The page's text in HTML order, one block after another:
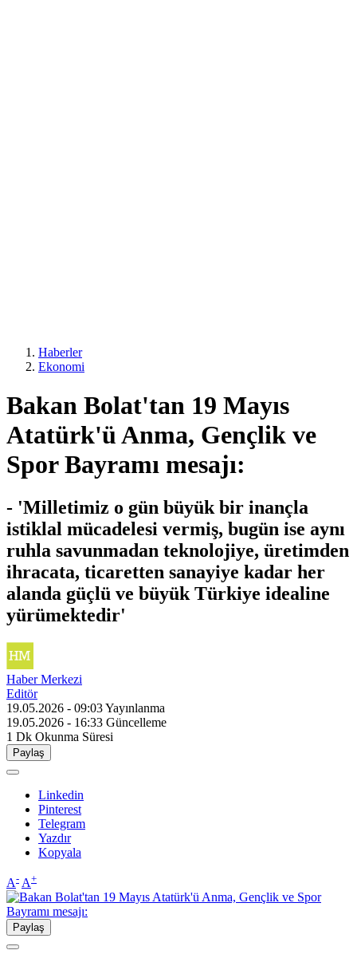
Haberler
Ekonomi
Bakan Bolat'tan 19 Mayıs
Atatürk'ü Anma, Gençlik ve
Spor Bayramı mesajı:
- 'Milletimiz o gün büyük bir inançla
istiklal mücadelesi vermiş, bugün ise aynı
ruhla savunmadan teknolojiye, üretimden
ihracata, ticaretten sanayiye kadar her
alanda güçlü ve büyük Türkiye idealine
yürümektedir'
Haber Merkezi
Editör
19.05.2026 - 09:03Yayınlanma
19.05.2026 - 16:33 Güncelleme
1 Dk Okunma Süresi
Paylaş
Linkedin
Pinterest
Telegram
Yazdır
Kopyala
A- A+
Paylaş